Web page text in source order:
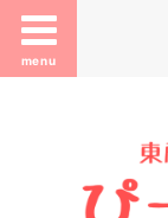
menu